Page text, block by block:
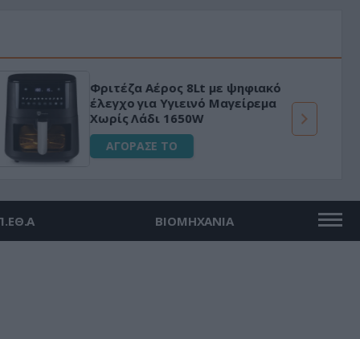
Φριτέζα Αέρος 8Lt με ψηφιακό
έλεγχο για Υγιεινό Μαγείρεμα
Χωρίς Λάδι 1650W
ΑΓΟΡΑΣΕ ΤΟ
ΒΙΟΜΗΧΑΝΙΑ